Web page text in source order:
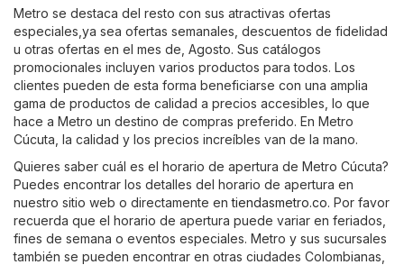
Metro se destaca del resto con sus atractivas ofertas
especiales,ya sea ofertas semanales, descuentos de fidelidad
u otras ofertas en el mes de, Agosto. Sus catálogos
promocionales incluyen varios productos para todos. Los
clientes pueden de esta forma beneficiarse con una amplia
gama de productos de calidad a precios accesibles, lo que
hace a Metro un destino de compras preferido. En Metro
Cúcuta, la calidad y los precios increíbles van de la mano.
Quieres saber cuál es el horario de apertura de Metro Cúcuta?
Puedes encontrar los detalles del horario de apertura en
nuestro sitio web o directamente entiendasmetro.co. Por favor
recuerda que el horario de apertura puede variar en feriados,
fines de semana o eventos especiales. Metro y sus sucursales
también se pueden encontrar en otras ciudades Colombianas,